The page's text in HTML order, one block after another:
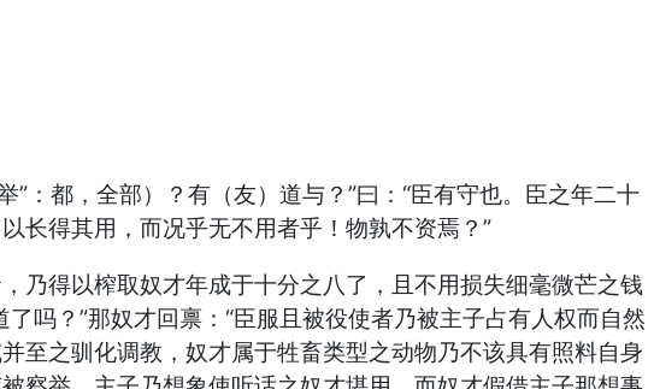
：都，全部）？有（友）道与？”曰：“臣有守也。臣之年二十
长得其用，而况乎无不用者乎！物孰不资焉？”
乃得以榨取奴才年成于十分之八了，且不用损失细毫微芒之钱
吗？”那奴才回禀：“臣服且被役使者乃被主子占有人权而自然
至之驯化调教，奴才属于牲畜类型之动物乃不该具有照料自身